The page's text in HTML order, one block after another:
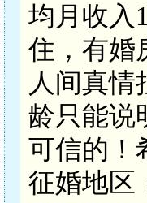
均月收入
住，有婚
人间真
龄只能说
可信的！
征婚地区